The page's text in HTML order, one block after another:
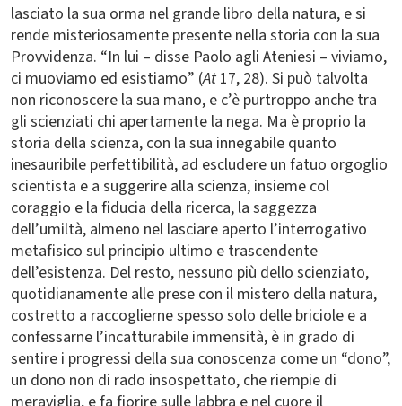
lasciato la sua orma nel grande libro della natura, e si
rende misteriosamente presente nella storia con la sua
Provvidenza. “In lui – disse Paolo agli Ateniesi – viviamo,
ci muoviamo ed esistiamo” (At 17, 28). Si può talvolta
non riconoscere la sua mano, e c’è purtroppo anche tra
gli scienziati chi apertamente la nega. Ma è proprio la
storia della scienza, con la sua innegabile quanto
inesauribile perfettibilità, ad escludere un fatuo orgoglio
scientista e a suggerire alla scienza, insieme col
coraggio e la fiducia della ricerca, la saggezza
dell’umiltà, almeno nel lasciare aperto l’interrogativo
metafisico sul principio ultimo e trascendente
dell’esistenza. Del resto, nessuno più dello scienziato,
quotidianamente alle prese con il mistero della natura,
costretto a raccoglierne spesso solo delle briciole e a
confessarne l’incatturabile immensità, è in grado di
sentire i progressi della sua conoscenza come un “dono”,
un dono non di rado insospettato, che riempie di